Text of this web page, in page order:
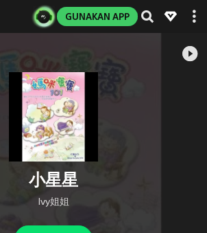
GUNAKAN APP
小星星
Ivy姐姐